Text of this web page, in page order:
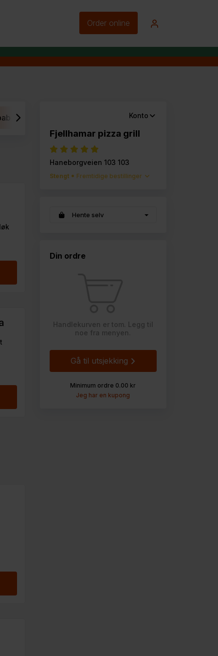
Order online
Barnemeny
Konto
Fjellhamar pizza grill
Haneborgveien 103 103
Stengt Fremtidige bestillinger
Hente selv
Din ordre
Handlekurven er tom. Legg til
noe fra menyen.
Gå til utsjekking
Minimum ordre 0.00 kr
Jeg har en kupong